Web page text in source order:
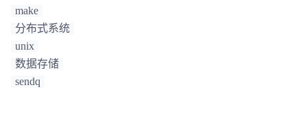
make
分布式系统
unix
数据存储
sendq